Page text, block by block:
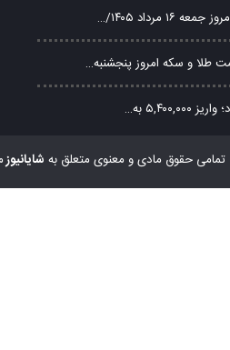
۱۶ مرداد ۱۴۰۵/…
طلا و سکه امروز پنجشنبه…
۵,۴۰۰,۰۰۰ به…
تمامی حقوق مادی و معنوی متعلق به شایانیوز